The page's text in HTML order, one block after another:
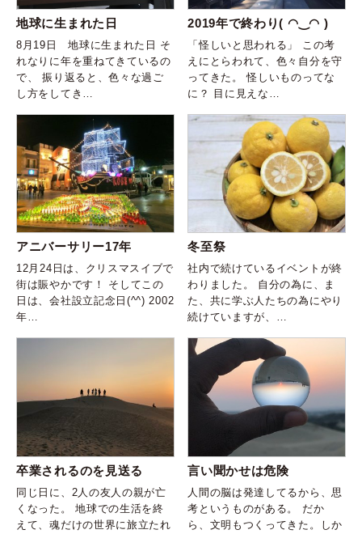
地球に生まれた日
8月19日 地球に生まれた日 そ
れなりに年を重ねてきているの
で、 振り返ると、色々な過ご
し方をしてき…
2019年で終わり( ◠‿◠ )
「怪しいと思われる」 この考
えにとらわれて、色々自分を守
ってきた。 怪しいものってな
に？ 目に見えな…
アニバーサリー17年
12月24日は、クリスマスイブで
街は賑やかです！ そしてこの
日は、会社設立記念日(^^) 2002
年…
冬至祭
社内で続けているイベントが終
わりました。 自分の為に、ま
た、共に学ぶ人たちの為にやり
続けていますが、…
卒業されるのを見送る
同じ日に、2人の友人の親が亡
くなった。 地球での生活を終
えて、魂だけの世界に旅立たれ
言い聞かせは危険
人間の脳は発達してるから、思
考というものがある。 だか
ら、文明もつくってきた。しか